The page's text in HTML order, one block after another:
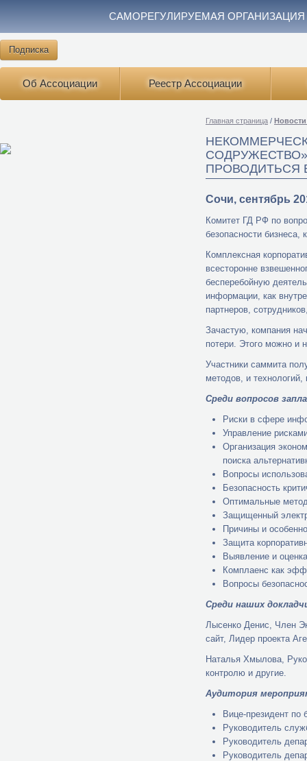
САМОРЕГУЛИРУЕМАЯ
Подписка
Об Ассоциации Реестр Ассоциации
Главная страница /
ПРОВОДИТЬСЯ
Сочи, сентябрь
Комитет ГД РФ по
безопасности бизнеса,
Комплексная
всесторонне
бесперебойную
информации, как
партнеров,
Зачастую, компания
потери. Этого можно и
Участники саммита
методов, и
Среди вопросов
Риски в сфере
Управление
Организация
поиска
Вопросы
Безопасность
Оптимальные
Защищенный
Причины и
Защита
Выявление и
Комплаенс как
Вопросы
Среди наших
Лысенко Денис, Член
сайт, Лидер проекта
Наталья Хмылова,
контролю и другие.
Аудитория
Вице-президент по
Руководитель
Руководитель
Руководитель